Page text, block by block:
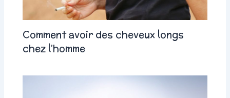
Comment avoir des cheveux longs
chez l’homme